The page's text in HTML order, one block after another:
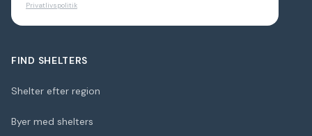
Privatlivspolitik
FIND SHELTERS
Shelter efter region
Byer med shelters